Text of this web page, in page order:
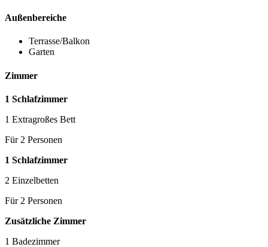
Außenbereiche
Terrasse/Balkon
Garten
Zimmer
1 Schlafzimmer
1 Extragroßes Bett
Für 2 Personen
1 Schlafzimmer
2 Einzelbetten
Für 2 Personen
Zusätzliche Zimmer
1 Badezimmer